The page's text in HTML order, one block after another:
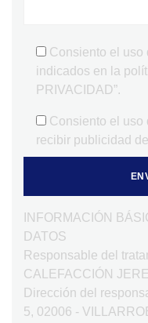
Consiento el uso
indicados en la
PRIVACIDAD”.
Consiento el uso
recibir publicidad
INFORMACIÓN
DATOS
Responsable del
CALEFACCIÓN
Dirección del
5, 02006 -